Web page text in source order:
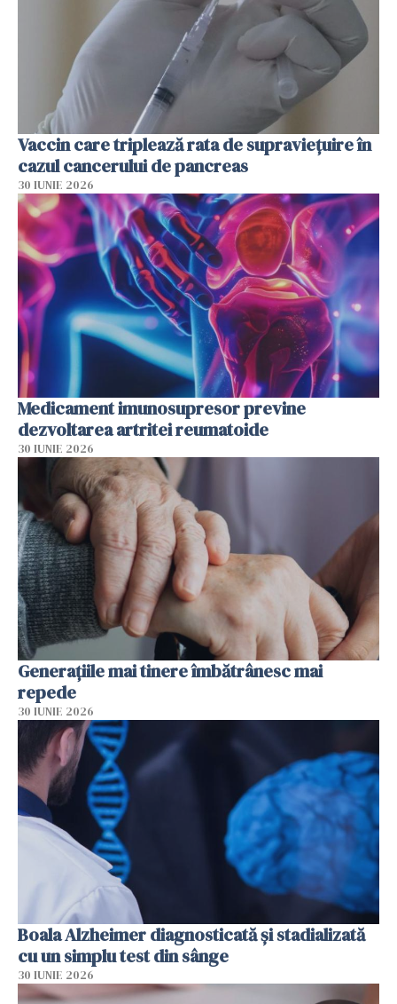
Vaccin care triplează rata de supraviețuire în
cazul cancerului de pancreas
30 IUNIE 2026
Medicament imunosupresor previne
dezvoltarea artritei reumatoide
30 IUNIE 2026
Generațiile mai tinere îmbătrânesc mai
repede
30 IUNIE 2026
Boala Alzheimer diagnosticată și stadializată
cu un simplu test din sânge
30 IUNIE 2026